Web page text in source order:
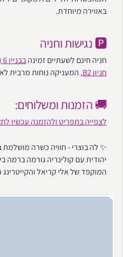
באווירה מיוחדת.
🅿️ נגישות וחניה
חניה חינם לשעתיים זמינה
חניון B2
, המעניקה נוחות מרבית
🚚 הזמנות ומשלוחים:
לצפייה בתפריט ולהזמנה עכשיו
✨ לה בוצרי - חוויה כשרה
יהודית עם קולינריה גורמה ברמה
המוקפד של אלי קריאל